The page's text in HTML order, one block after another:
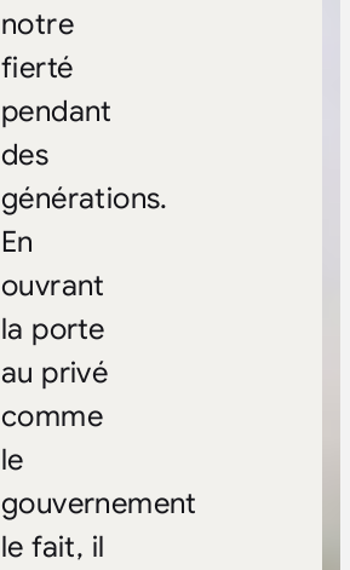
notre
fierté
pendant
des
générations.
En
ouvrant
la porte
au privé
comme
le
gouvernement
le fait, il